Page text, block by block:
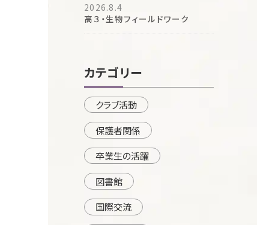
2026.8.4
高３・生物フィールドワーク
カテゴリー
クラブ活動
保護者関係
卒業生の活躍
図書館
国際交流